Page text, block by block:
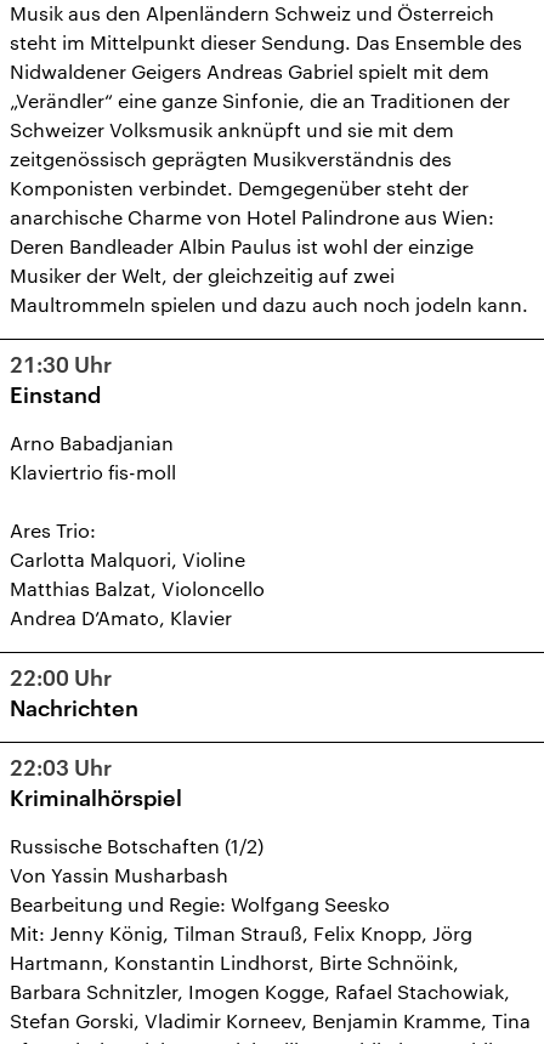
Musik aus den Alpenländern Schweiz und Österreich
steht im Mittelpunkt dieser Sendung. Das Ensemble des
Nidwaldener Geigers Andreas Gabriel spielt mit dem
„Verändler“ eine ganze Sinfonie, die an Traditionen der
Schweizer Volksmusik anknüpft und sie mit dem
zeitgenössisch geprägten Musikverständnis des
Komponisten verbindet. Demgegenüber steht der
anarchische Charme von Hotel Palindrone aus Wien:
Deren Bandleader Albin Paulus ist wohl der einzige
Musiker der Welt, der gleichzeitig auf zwei
Maultrommeln spielen und dazu auch noch jodeln kann.
21:30 Uhr
Einstand
Arno Babadjanian
Klaviertrio fis-moll
Ares Trio:
Carlotta Malquori, Violine
Matthias Balzat, Violoncello
Andrea D’Amato, Klavier
22:00 Uhr
Nachrichten
22:03 Uhr
Kriminalhörspiel
Russische Botschaften (1/2)
Von Yassin Musharbash
Bearbeitung und Regie: Wolfgang Seesko
Mit: Jenny König, Tilman Strauß, Felix Knopp, Jörg
Hartmann, Konstantin Lindhorst, Birte Schnöink,
Barbara Schnitzler, Imogen Kogge, Rafael Stachowiak,
Stefan Gorski, Vladimir Korneev, Benjamin Kramme, Tina